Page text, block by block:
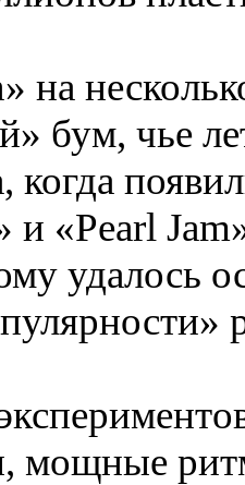
на
бум, чье
когда
и «Pearl
удалось
мощные